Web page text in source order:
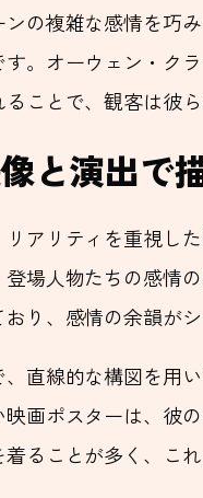
ンの複雑な感情を巧
。オーウェン・ク
ことで、観客は彼
と演出で
リアリティを重視し
場人物たちの感情
り、感情の余韻が
直線的な構図を用
画ポスターは、彼
ることが多く、こ